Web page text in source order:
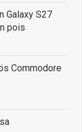
Galaxy S27
pois
Commodore